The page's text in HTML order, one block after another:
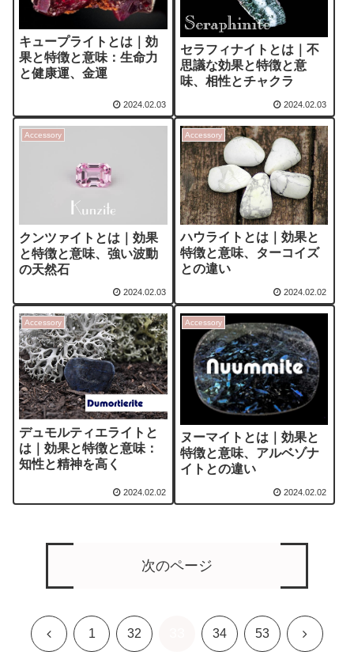
キュープライトとは｜効
果と特徴と意味：生命力
と健康運、金運
2024.02.03
セラフィナイトとは｜不
思議な効果と特徴と意
味、相性とチャクラ
2024.02.03
Accessory
クンツァイトとは｜効果
と特徴と意味、強い波動
の天然石
2024.02.03
Accessory
ハウライトとは｜効果と
特徴と意味、ターコイズ
との違い
2024.02.02
Accessory
デュモルティエライトと
は｜効果と特徴と意味：
知性と精神を高く
2024.02.02
Accessory
ヌーマイトとは｜効果と
特徴と意味、アルベゾナ
イトとの違い
2024.02.02
次のページ
前 1 32 34 53 次